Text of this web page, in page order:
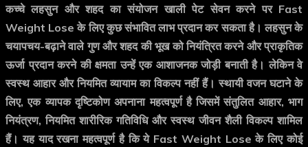
कच्चे लहसुन और शहद का संयोजन खाली पेट सेवन करने पर Fast
Weight Lose के लिए कुछ संभावित लाभ प्रदान कर सकता है। लहसुन के
चयापचय-बढ़ाने वाले गुण और शहद की भूख को नियंत्रित करने और प्राकृतिक
ऊर्जा प्रदान करने की क्षमता उन्हें एक आशाजनक जोड़ी बनाती है। लेकिन वे
स्वस्थ आहार और नियमित व्यायाम का विकल्प नहीं हैं। स्थायी वजन घटाने के
लिए, एक व्यापक दृष्टिकोण अपनाना महत्वपूर्ण है जिसमें संतुलित आहार, भाग
नियंत्रण, नियमित शारीरिक गतिविधि और स्वस्थ जीवन शैली विकल्प शामिल
हैं। यह याद रखना महत्वपूर्ण है कि ये Fast Weight Lose के लिए कोई